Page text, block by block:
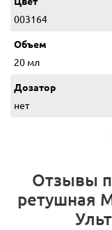
003164
Объем
20 мл
Дозатор
нет
Отзывы
ретушная